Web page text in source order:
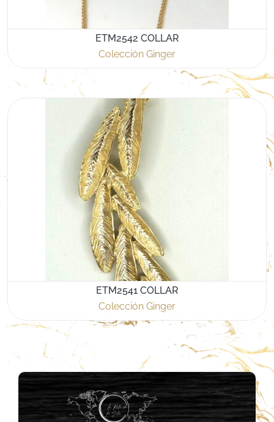
ETM2542 COLLAR
Colección Ginger
ETM2541 COLLAR
Colección Ginger